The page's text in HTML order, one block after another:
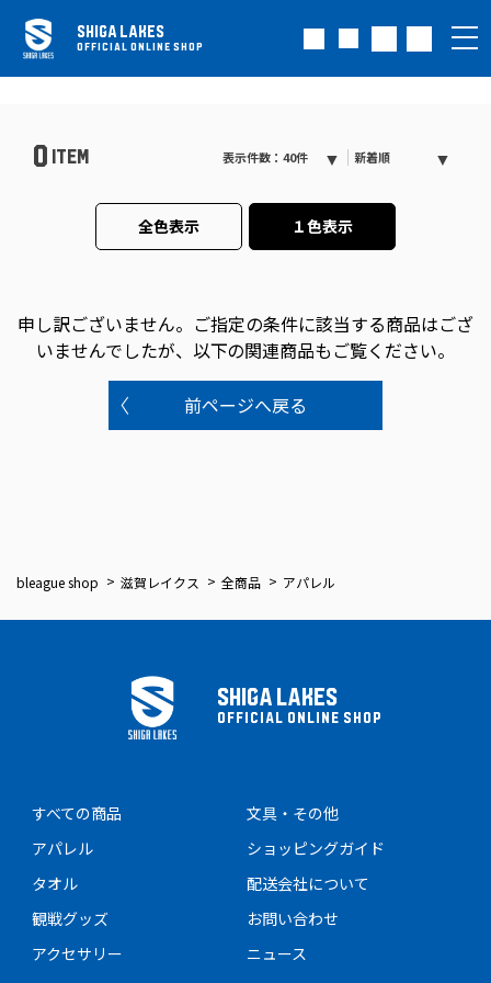
SHIGA LAKES
OFFICIAL ONLINE SHOP
0 ITEM 表示件数：40件 新着順
全色表示 １色表示
申し訳ございません。 ご指定の条件に該当する商品はござ
いませんでしたが、以下の関連商品もご覧ください。
前ページへ戻る
bleague shop 滋賀レイクス 全商品 アパレル
SHIGA LAKES
OFFICIAL ONLINE SHOP
すべての商品
アパレル
タオル
観戦グッズ
アクセサリー
文具・その他
ショッピングガイド
配送会社について
お問い合わせ
ニュース